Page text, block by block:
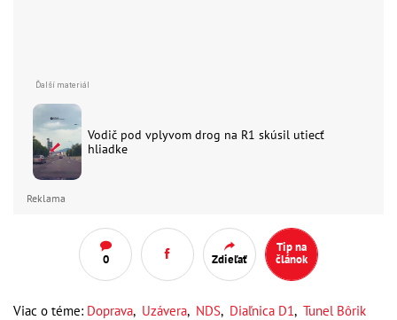
Vodič pod vplyvom drog na R1 skúsil utiecť
hliadke
Reklama
0 Zdieľať
Tip na
článok
Viac o téme: Doprava, Uzávera, NDS, Diaľnica D1, Tunel Bôrik